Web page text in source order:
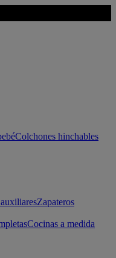
Colchones hinchables
Zapateros
Cocinas a medida